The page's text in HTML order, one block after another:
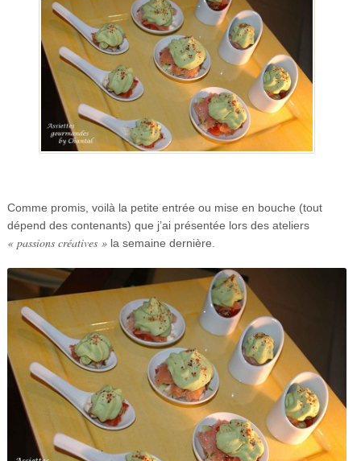
Comme promis, voilà la petite entrée ou mise en bouche (tout
dépend des contenants) que j’ai présentée lors des ateliers
« passions créatives »la semaine dernière.